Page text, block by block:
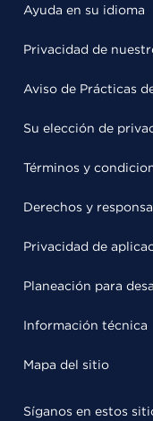
Ayuda en su idioma
Privacidad de
Aviso de Prácticas
Su elección de
Términos y
Derechos y
Privacidad de
Planeación para
Información técnica
Mapa del sitio
Síganos en estos